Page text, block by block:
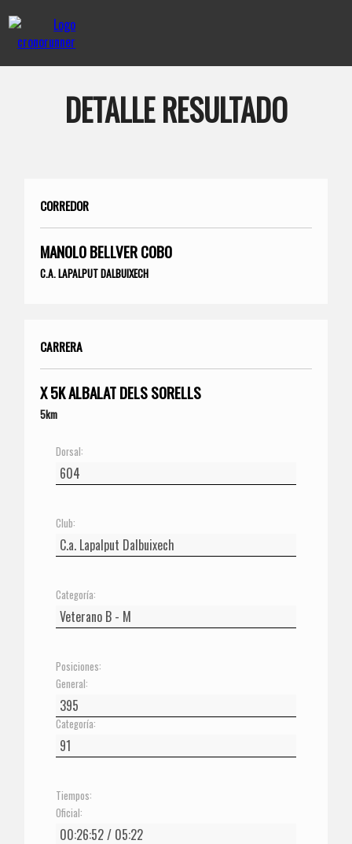
DETALLE RESULTADO
CORREDOR
MANOLO BELLVER COBO
C.A. LAPALPUT DALBUIXECH
CARRERA
X 5K ALBALAT DELS SORELLS
5km
Dorsal:
Club:
Categoría:
Posiciones:
General:
Categoría:
Tiempos:
Oficial: